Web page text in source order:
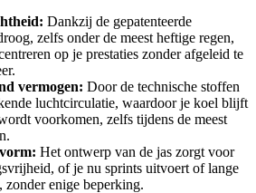
Dankzij de gepatenteerde
zelfs onder de meest heftige regen,
op je prestaties zonder afgeleid te
vermogen: Door de technische stoffen
luchtcirculatie, waardoor je koel blijft
voorkomen, zelfs tijdens de meest
Het ontwerp van de jas zorgt voor
of je nu sprints uitvoert of lange
zonder enige beperking.